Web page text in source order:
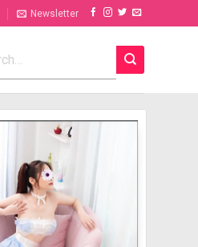
Newsletter